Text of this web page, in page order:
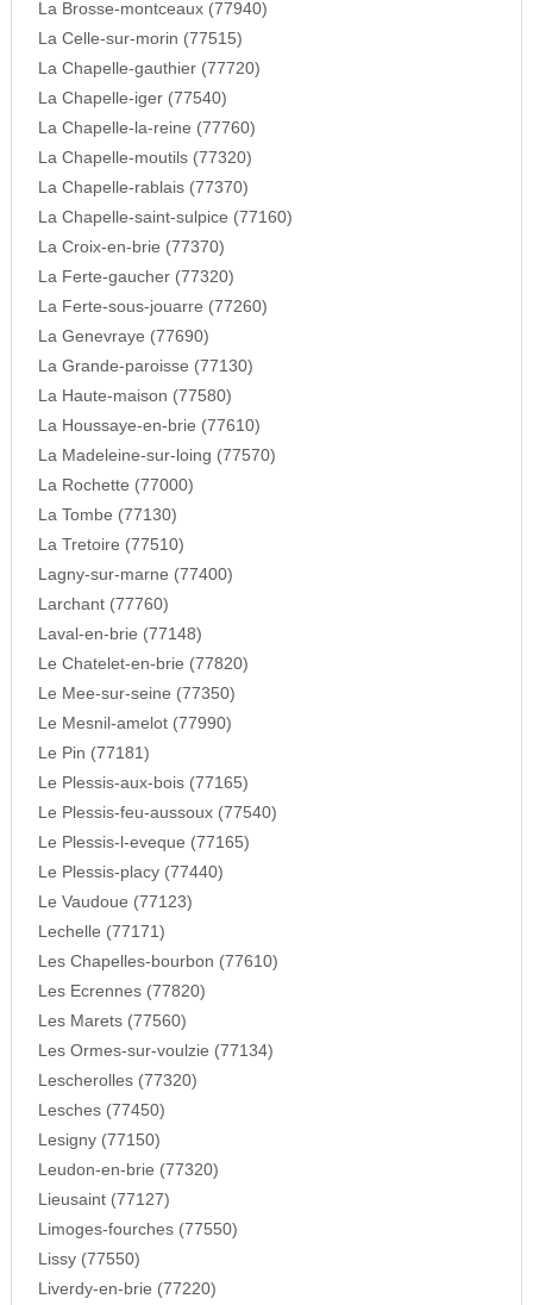
La Brosse-montceaux (77940)
La Celle-sur-morin (77515)
La Chapelle-gauthier (77720)
La Chapelle-iger (77540)
La Chapelle-la-reine (77760)
La Chapelle-moutils (77320)
La Chapelle-rablais (77370)
La Chapelle-saint-sulpice (77160)
La Croix-en-brie (77370)
La Ferte-gaucher (77320)
La Ferte-sous-jouarre (77260)
La Genevraye (77690)
La Grande-paroisse (77130)
La Haute-maison (77580)
La Houssaye-en-brie (77610)
La Madeleine-sur-loing (77570)
La Rochette (77000)
La Tombe (77130)
La Tretoire (77510)
Lagny-sur-marne (77400)
Larchant (77760)
Laval-en-brie (77148)
Le Chatelet-en-brie (77820)
Le Mee-sur-seine (77350)
Le Mesnil-amelot (77990)
Le Pin (77181)
Le Plessis-aux-bois (77165)
Le Plessis-feu-aussoux (77540)
Le Plessis-l-eveque (77165)
Le Plessis-placy (77440)
Le Vaudoue (77123)
Lechelle (77171)
Les Chapelles-bourbon (77610)
Les Ecrennes (77820)
Les Marets (77560)
Les Ormes-sur-voulzie (77134)
Lescherolles (77320)
Lesches (77450)
Lesigny (77150)
Leudon-en-brie (77320)
Lieusaint (77127)
Limoges-fourches (77550)
Lissy (77550)
Liverdy-en-brie (77220)